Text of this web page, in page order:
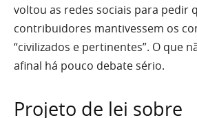
voltou as redes sociais para pedir
contribuidores mantivessem os
“civilizados e pertinentes”. O que
afinal há pouco debate sério.
Projeto de lei sobre